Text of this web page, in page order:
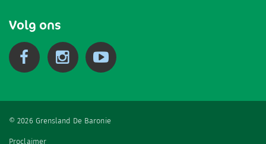
Volg ons
© 2026 Grensland De Baronie
Proclaimer